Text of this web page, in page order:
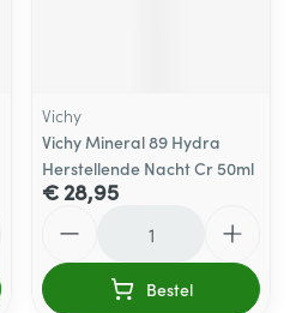
Vichy
Vichy Mineral 89 Hydra
Herstellende Nacht Cr 50ml
€ 28,95
Bestel